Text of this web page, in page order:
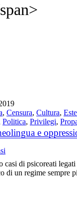
,Censura,Cultura,
Politica,Privilegi,
e
casi di psicoreati
di un regime sempre